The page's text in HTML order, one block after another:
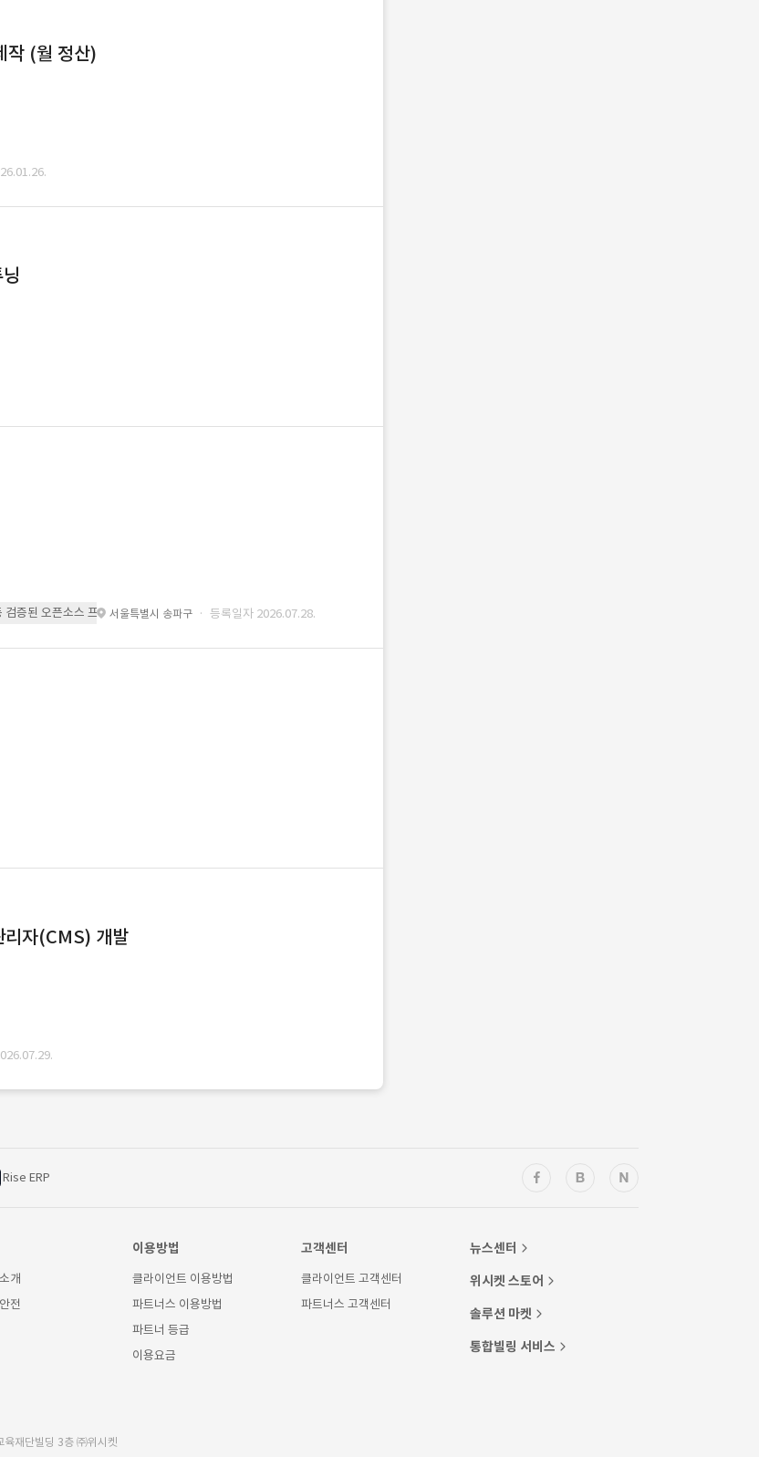
작 (월 정산)
증된 오픈소스 프레임워크를 기반으로 시스템을 구축
서울특별시 송파구 · 등록일자 2026.07.28.
리자(CMS) 개발
Rise ERP
개
전
이용방법
클라이언트 이용방법
파트너스 이용방법
파트너 등급
이용요금
고객센터
클라이언트 고객센터
파트너스 고객센터
뉴스센터
위시켓 스토어
솔루션 마켓
통합빌링 서비스
재단빌딩 3층 ㈜위시켓